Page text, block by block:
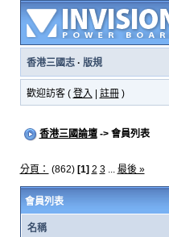
香港三國志· 版規
歡迎訪客 ( 登入 註冊)
香港三國論壇-> 會員列表
分頁： (862) [1] 2 3... 最後 »
會員列表
名稱